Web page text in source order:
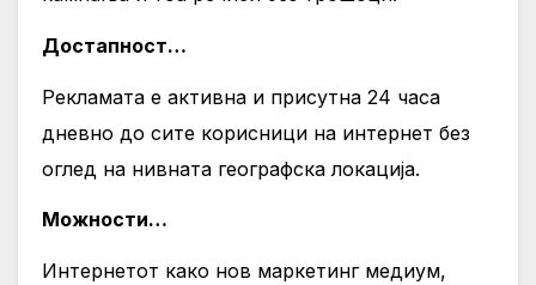
Достапност…
Рекламата е активна и присутна 24 часа
дневно до сите корисници на интернет без
оглед на нивната географска локација.
Можности…
Интернетот како нов маркетинг медиум,